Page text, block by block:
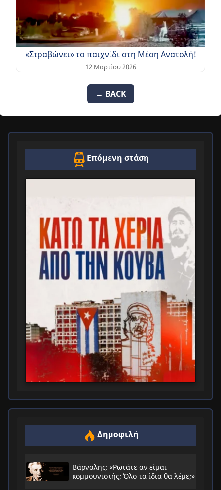
«Στραβώνει» το παιχνίδι στη Μέση Ανατολή!
12 Μαρτίου 2026
← BACK
Επόμενη στάση
Δημοφιλή
Βάρναλης: «Ρωτάτε αν είμαι
κομμουνιστής; Όλο τα ίδια θα λέμε;»